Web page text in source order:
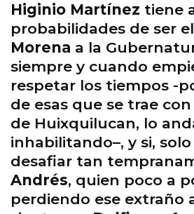
Higinio Martínez tiene
probabilidades de ser
Morena a la
siempre y cuando
respetar los tiempos -
de esas que se trae
de Huixquilucan, lo
inhabilitando–, y si,
desafiar tan
Andrés, quien poco a
perdiendo ese extraño